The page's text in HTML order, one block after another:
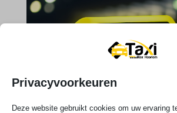
Privacyvoorkeuren
Deze website gebruikt cookies om uw ervaring